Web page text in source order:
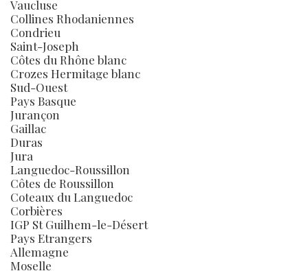
Vaucluse
Collines Rhodaniennes
Condrieu
Saint-Joseph
Côtes du Rhône blanc
Crozes Hermitage blanc
Sud-Ouest
Pays Basque
Jurançon
Gaillac
Duras
Jura
Languedoc-Roussillon
Côtes de Roussillon
Coteaux du Languedoc
Corbières
IGP St Guilhem-le-Désert
Pays Etrangers
Allemagne
Moselle